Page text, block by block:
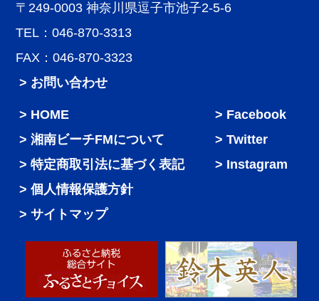
〒249-0003 神奈川県逗子市池子2-5-6
TEL：046-870-3313
FAX：046-870-3323
> お問い合わせ
HOME
湘南ビーチFMについて
特定商取引法に基づく表記
個人情報保護方針
サイトマップ
Facebook
Twitter
Instagram